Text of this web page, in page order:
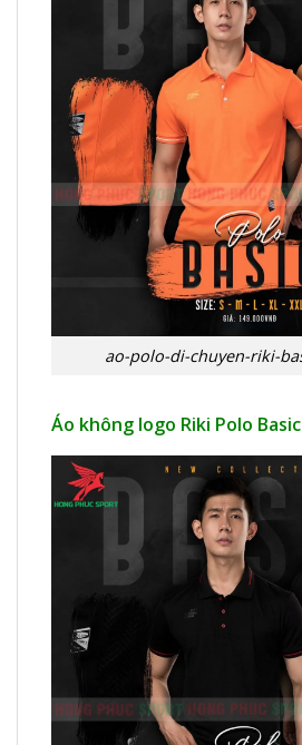
ao-polo-di-chuyen-riki-
Áo không logo Riki Polo